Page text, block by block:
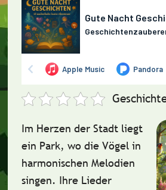
Im Herzen der Stadt liegt
ein Park, wo die Vögel in
harmonischen Melodien
singen. Ihre Lieder